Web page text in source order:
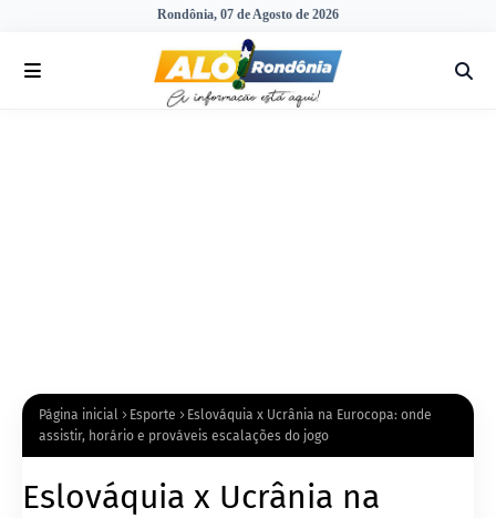
Rondônia, 07 de Agosto de 2026
Página inicial Esporte
Eslováquia x Ucrânia na Eurocopa: onde
assistir, horário e prováveis escalações do jogo
Eslováquia x Ucrânia na